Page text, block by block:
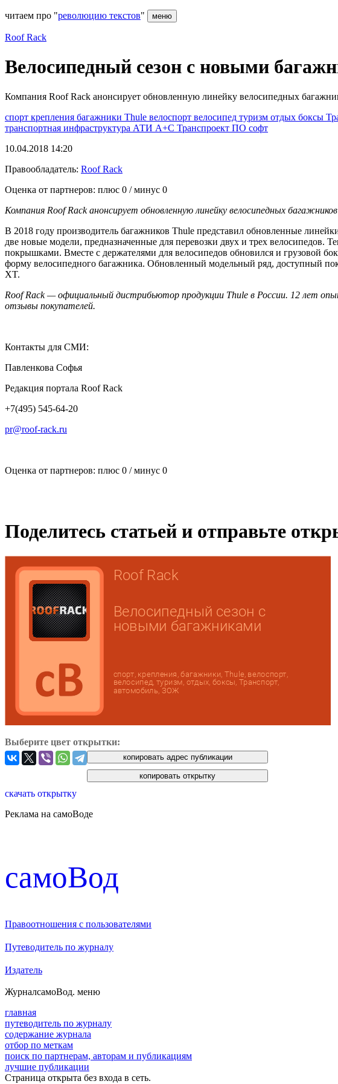
читаем про "революцию текстов" меню
Roof Rack
Велосипедный сезон с новыми
Компания Roof Rack анонсирует обновленную линейку велосипедных
спорт крепления багажники Thule велоспорт велосипед туризм отдых боксы
транспортная инфраструктура АТИ А+С Транспроект ПО софт
10.04.2018 14:20
Правообладатель: Roof Rack
Оценка от партнеров: плюс 0 / минус 0
Компания RoofRack анонсирует обновленную линейку велосипедных
В 2018 году производитель багажников Thule представил обновленные
две новые модели, предназначенные для перевозки двух и трех
покрышками. Вместе с держателями для велосипедов обновился и грузовой
форму велосипедного багажника. Обновленный модельный ряд, доступный
XT.
Roof Rack — официальный дистрибьютор продукции Thule в России. 12 лет
отзывы покупателей.
Контакты для СМИ:
Павленкова Софья
Редакция портала Roof Rack
+7(495) 545-64-20
pr@roof-rack.ru
Оценка от партнеров: плюс 0 / минус 0
Поделитесь статьей и отправьте
Выберите цвет открытки:
скачать открытку
Реклама на самоВоде
cамоВод
Правоотношения с пользователями
Путеводитель по журналу
Издатель
ЖурналсамоВод. меню
главная
путеводитель по журналу
содержание журнала
отбор по меткам
поиск по партнерам, авторам и публикациям
лучшие публикации
Страница открыта без входа в сеть.